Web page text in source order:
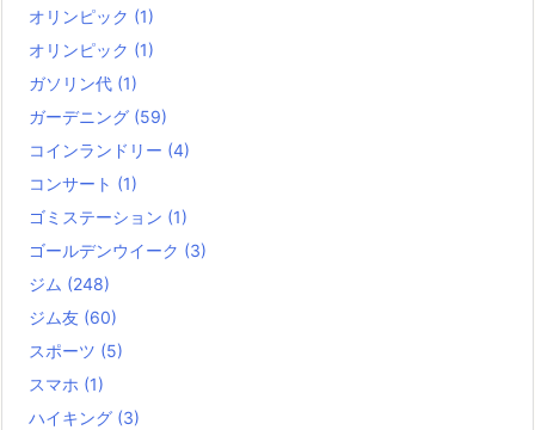
オリンピック (1)
オリンピック (1)
ガソリン代 (1)
ガーデニング (59)
コインランドリー (4)
コンサート (1)
ゴミステーション (1)
ゴールデンウイーク (3)
ジム (248)
ジム友 (60)
スポーツ (5)
スマホ (1)
ハイキング (3)